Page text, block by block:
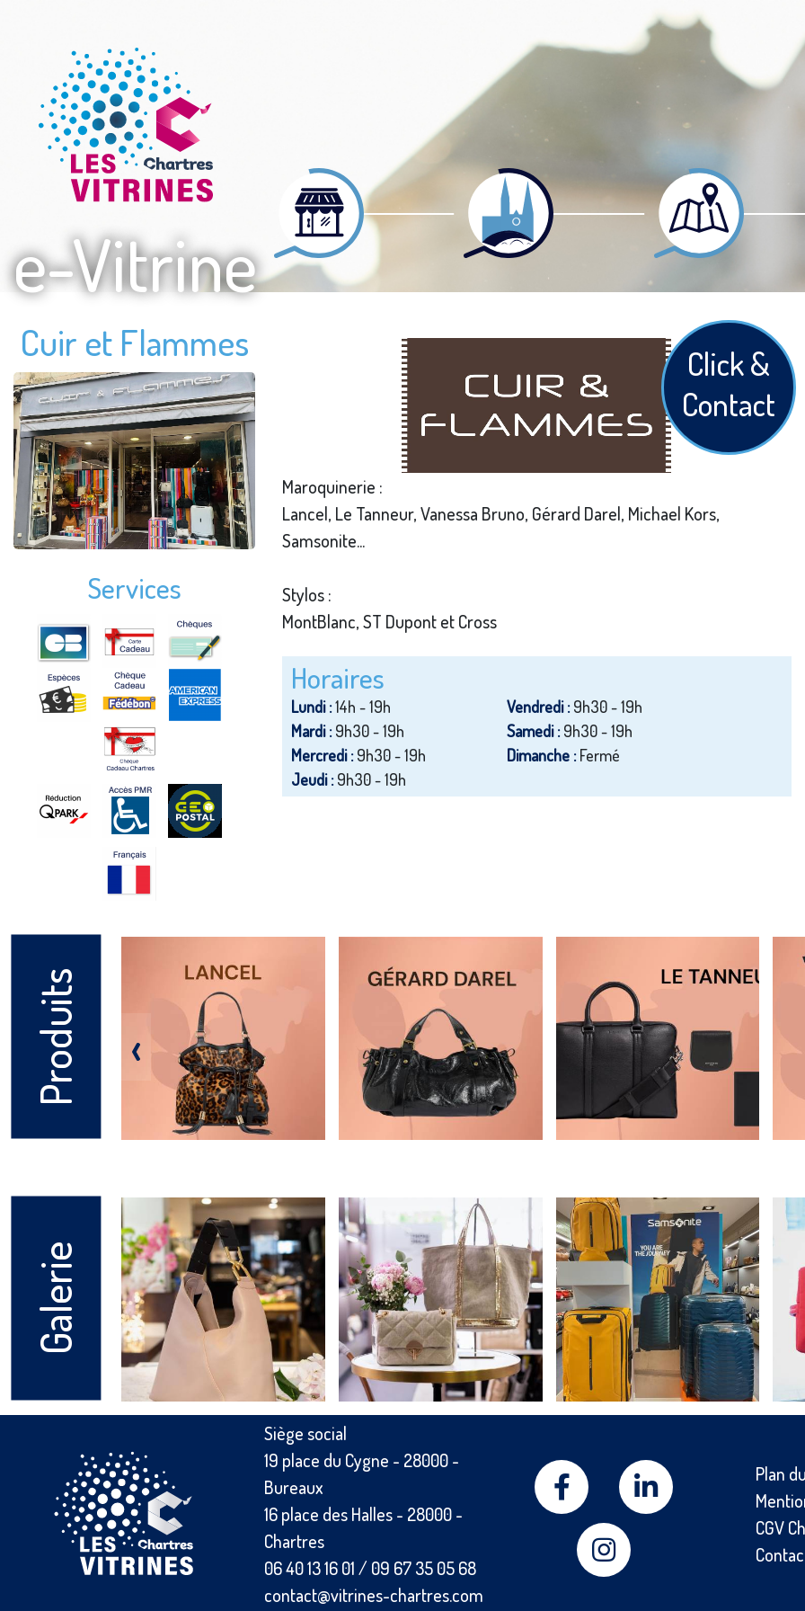
e-Vitrine
Cuir et Flammes
Services
Click &
Contact
Maroquinerie :
Lancel, Le Tanneur, Vanessa Bruno, Gérard Darel, Michael Kors,
Samsonite...
Stylos :
MontBlanc, ST Dupont et Cross
Horaires
Lundi :14h - 19h
Mardi :9h30 - 19h
Mercredi :9h30 - 19h
Jeudi :9h30 - 19h
Vendredi :9h30 - 19h
Samedi :9h30 - 19h
Dimanche :Fermé
Produits ‹
Galerie
Siège social
19 place du Cygne - 28000-
Bureaux
16 place des Halles- 28000-
Chartres
06 40 13 16 01/ 09 67 35 05 68
contact@vitrines-chartres.com
Plan
CGV